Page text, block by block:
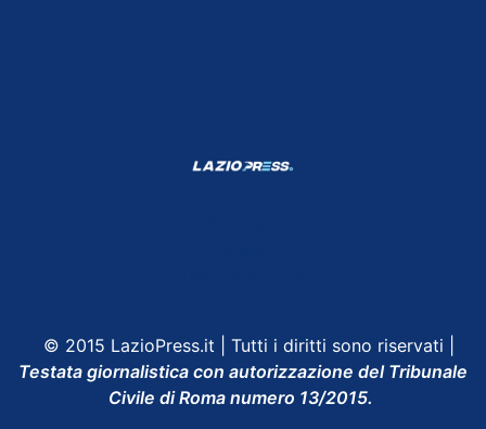
© 2015 LazioPress.it | Tutti i diritti sono riservati |
Testata giornalistica con autorizzazione del Tribunale
Civile di Roma numero 13/2015.